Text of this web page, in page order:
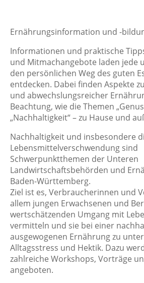
Ernährungsinformation und -
Informationen und praktische
und Mitmachangebote laden jede
den persönlichen Weg des guten
entdecken. Dabei finden Aspekte
und abwechslungsreicher
Beachtung, wie die Themen
„Nachhaltigkeit“ – zu Hause und
Nachhaltigkeit und insbesondere
Lebensmittelverschwendung sind
Schwerpunktthemen der Unteren
Landwirtschaftsbehörden und
Baden-Württemberg.
Ziel ist es, Verbraucherinnen und
allem jungen Erwachsenen und
wertschätzenden Umgang mit
vermitteln und sie bei einer
ausgewogenen Ernährung zu
Alltagsstress und Hektik. Dazu
zahlreiche Workshops, Vorträge
angeboten.